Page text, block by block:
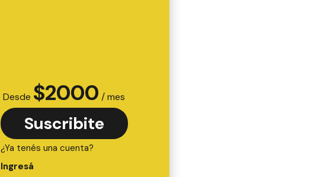
Desde $2000 / mes
Suscribite
¿Ya tenés una cuenta?
Ingresá